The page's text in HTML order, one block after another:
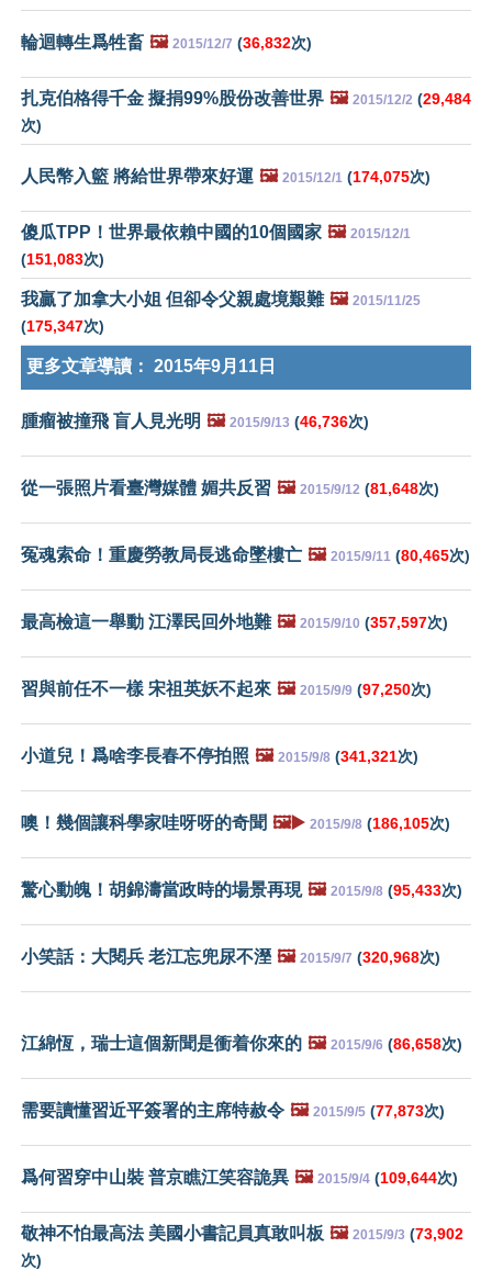
輪迴轉生爲牲畜 🖼️ 2015/12/7 (36,832次)
扎克伯格得千金 擬捐99%股份改善世界 🖼️ 2015/12/2 (29,484
次)
人民幣入籃 將給世界帶來好運 🖼️ 2015/12/1 (174,075次)
傻瓜TPP！世界最依賴中國的10個國家 🖼️ 2015/12/1
(151,083次)
我贏了加拿大小姐 但卻令父親處境艱難 🖼️ 2015/11/25
(175,347次)
更多文章導讀： 2015年9月11日
腫瘤被撞飛 盲人見光明 🖼️ 2015/9/13 (46,736次)
從一張照片看臺灣媒體 媚共反習 🖼️ 2015/9/12 (81,648次)
冤魂索命！重慶勞教局長逃命墜樓亡 🖼️ 2015/9/11 (80,465次)
最高檢這一舉動 江澤民回外地難 🖼️ 2015/9/10 (357,597次)
習與前任不一樣 宋祖英妖不起來 🖼️ 2015/9/9 (97,250次)
小道兒！爲啥李長春不停拍照 🖼️ 2015/9/8 (341,321次)
噢！幾個讓科學家哇呀呀的奇聞 🖼️▶️ 2015/9/8 (186,105次)
驚心動魄！胡錦濤當政時的場景再現 🖼️ 2015/9/8 (95,433次)
小笑話：大閱兵 老江忘兜尿不溼 🖼️ 2015/9/7 (320,968次)
江綿恆，瑞士這個新聞是衝着你來的 🖼️ 2015/9/6 (86,658次)
需要讀懂習近平簽署的主席特赦令 🖼️ 2015/9/5 (77,873次)
爲何習穿中山裝 普京瞧江笑容詭異 🖼️ 2015/9/4 (109,644次)
敬神不怕最高法 美國小書記員真敢叫板 🖼️ 2015/9/3 (73,902
次)